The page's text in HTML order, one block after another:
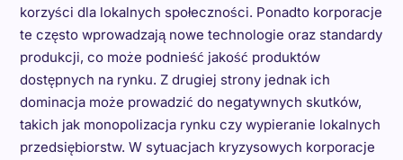
korzyści dla lokalnych społeczności. Ponadto korporacje
te często wprowadzają nowe technologie oraz standardy
produkcji, co może podnieść jakość produktów
dostępnych na rynku. Z drugiej strony jednak ich
dominacja może prowadzić do negatywnych skutków,
takich jak monopolizacja rynku czy wypieranie lokalnych
przedsiębiorstw. W sytuacjach kryzysowych korporacje